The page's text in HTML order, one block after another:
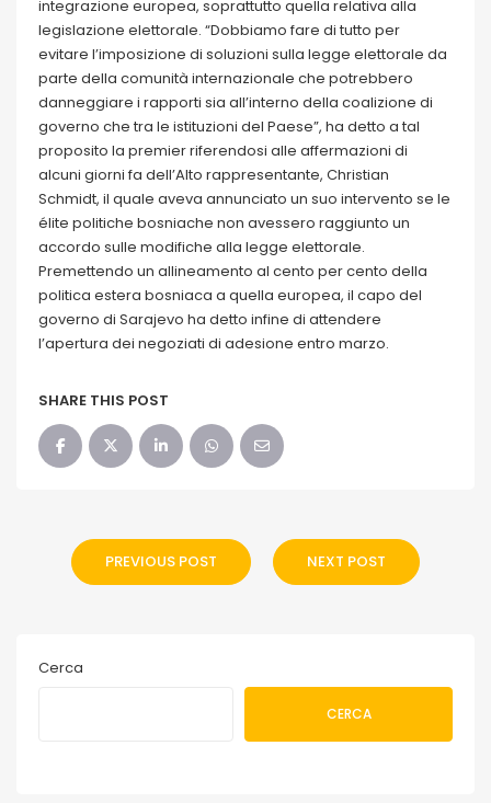
integrazione europea, soprattutto quella relativa alla
legislazione elettorale. “Dobbiamo fare di tutto per
evitare l’imposizione di soluzioni sulla legge elettorale da
parte della comunità internazionale che potrebbero
danneggiare i rapporti sia all’interno della coalizione di
governo che tra le istituzioni del Paese”, ha detto a tal
proposito la premier riferendosi alle affermazioni di
alcuni giorni fa dell’Alto rappresentante, Christian
Schmidt, il quale aveva annunciato un suo intervento se le
élite politiche bosniache non avessero raggiunto un
accordo sulle modifiche alla legge elettorale.
Premettendo un allineamento al cento per cento della
politica estera bosniaca a quella europea, il capo del
governo di Sarajevo ha detto infine di attendere
l’apertura dei negoziati di adesione entro marzo.
SHARE THIS POST
PREVIOUS POST NEXT POST
Cerca
CERCA